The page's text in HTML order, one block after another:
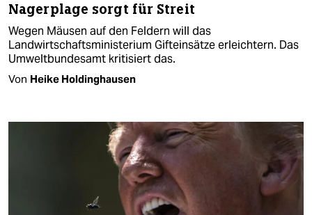
Nagerplage sorgt für Streit
Wegen Mäusen auf den Feldern will das
Landwirtschaftsministerium Gifteinsätze erleichtern. Das
Umweltbundesamt kritisiert das.
Von Heike Holdinghausen